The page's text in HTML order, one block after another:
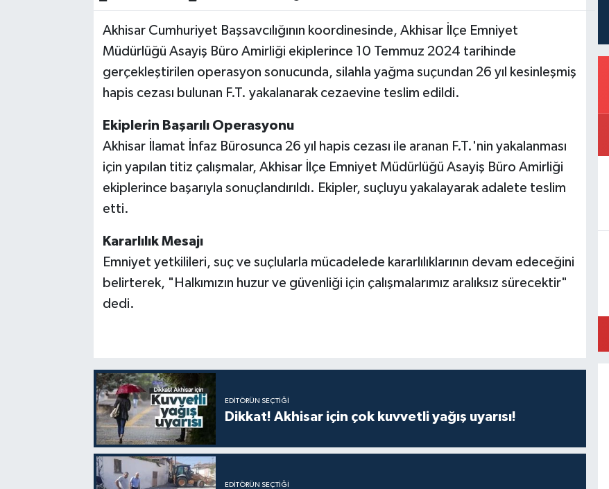
Akhisar Cumhuriyet Başsavcılığının koordinesinde, Akhisar İlçe Emniyet
Müdürlüğü Asayiş Büro Amirliği ekiplerince 10 Temmuz 2024 tarihinde
gerçekleştirilen operasyon sonucunda, silahla yağma suçundan 26 yıl kesinleşmiş
hapis cezası bulunan F.T. yakalanarak cezaevine teslim edildi.
Ekiplerin Başarılı Operasyonu
Akhisar İlamat İnfaz Bürosunca 26 yıl hapis cezası ile aranan F.T.'nin yakalanması
için yapılan titiz çalışmalar, Akhisar İlçe Emniyet Müdürlüğü Asayiş Büro Amirliği
ekiplerince başarıyla sonuçlandırıldı. Ekipler, suçluyu yakalayarak adalete teslim
etti.
Kararlılık Mesajı
Emniyet yetkilileri, suç ve suçlularla mücadelede kararlılıklarının devam edeceğini
belirterek, "Halkımızın huzur ve güvenliği için çalışmalarımız aralıksız sürecektir"
dedi.
EDITÖRÜN SEÇTIĞI
Dikkat! Akhisar için çok kuvvetli yağış uyarısı!
EDITÖRÜN SEÇTIĞI
Akhisar Emlak